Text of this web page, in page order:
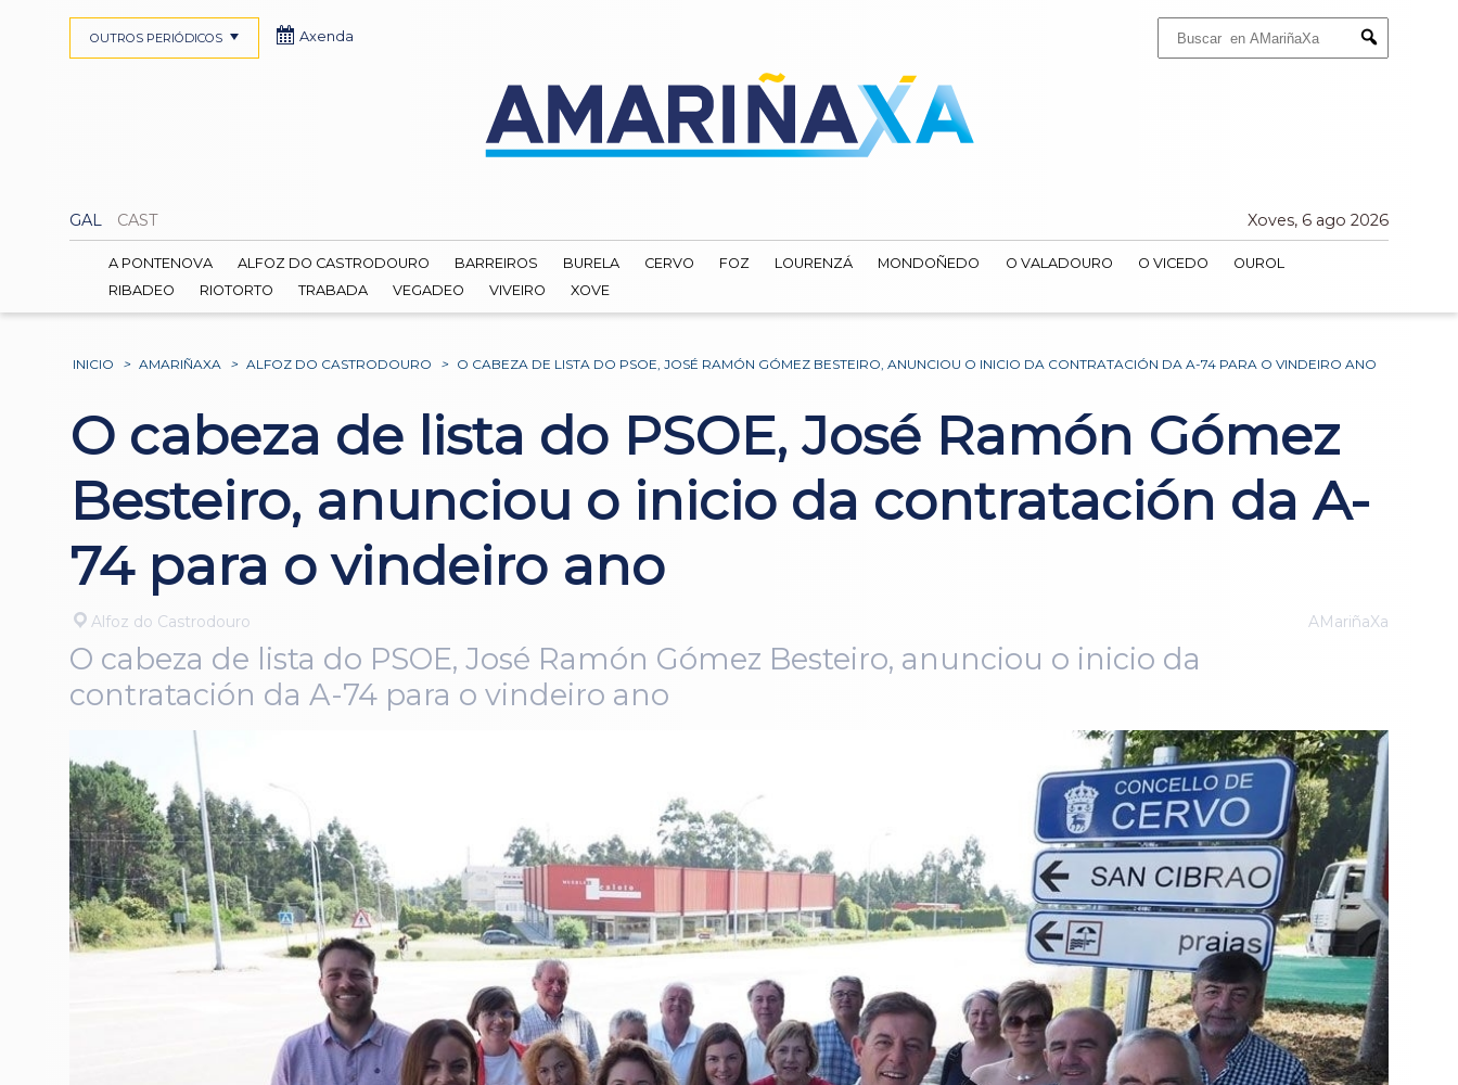
Submit
GAL CAST Xoves, 6 ago 2026
OUTROS PERIÓDICOS Axenda
A PONTENOVA ALFOZ DO CASTRODOURO BARREIROS BURELA CERVO FOZ LOURENZÁ MONDOÑEDO O VALADOURO O VICEDO
OUROL
RIBADEO
RIOTORTO TRABADA VEGADEO VIVEIRO XOVE
INICIO > AMARIÑAXA > ALFOZ DO CASTRODOURO > O CABEZA DE LISTA DO PSOE, JOSÉ RAMÓN GÓMEZ BESTEIRO, ANUNCIOU O INICIO DA CONTRATACIÓN DA A-74 PARA O VINDEIRO ANO
O cabeza de lista do PSOE, José Ramón Gómez
Besteiro, anunciou o inicio da contratación da A-
74 para o vindeiro ano
Alfoz do Castrodouro AMariñaXa
O cabeza de lista do PSOE, José Ramón Gómez Besteiro, anunciou o inicio da
contratación da A-74 para o vindeiro ano